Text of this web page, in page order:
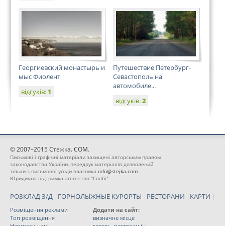
Георгиевский монастырь и
мыс Фиолент
відгуків: 1
Путешествие Петербург-
Севастополь на
автомобиле...
відгуків:2
© 2007–2015 Стежка. COM.
Письмові і графічні матеріали захищені авторським правом
законодавства України, передрук матеріалів дозволений
тільки з письмової угоди власника info@stejka.com
Юридична підтримка агентство "Солбі"
РОЗКЛАД З/Д | ГОРНОЛЫЖНЫЕ КУРОРТЫ | РЕСТОРАНИ | КАРТИ |
Розміщення реклами
Топ розміщення
Додати на сайт:
визначне місце